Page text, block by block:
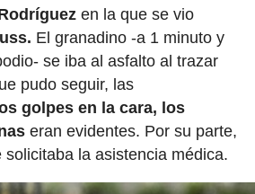
en la que se vio
El granadino -a 1 minuto y
se iba al asfalto al trazar
pudo seguir, las
golpes en la cara, los
eran evidentes. Por su parte,
la asistencia médica.